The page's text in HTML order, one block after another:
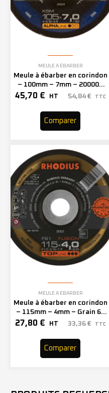
MEULE À ÉBARBER
Meule à ébarber en corindon
– 100mm – 7mm – 200008
(x25)
45,70 € HT 54,84 € TTC
Comparer
MEULE À ÉBARBER
Meule à ébarber en corindon
– 115mm – 4mm – Grain 60
– 207827 (x10)
27,80 € HT 33,36 € TTC
Comparer